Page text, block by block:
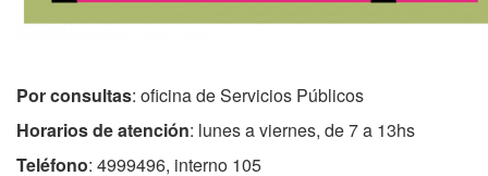
Por consultas: oficina de Servicios Públicos
Horarios de atención: lunes a viernes, de 7 a 13hs
Teléfono: 4999496, interno 105